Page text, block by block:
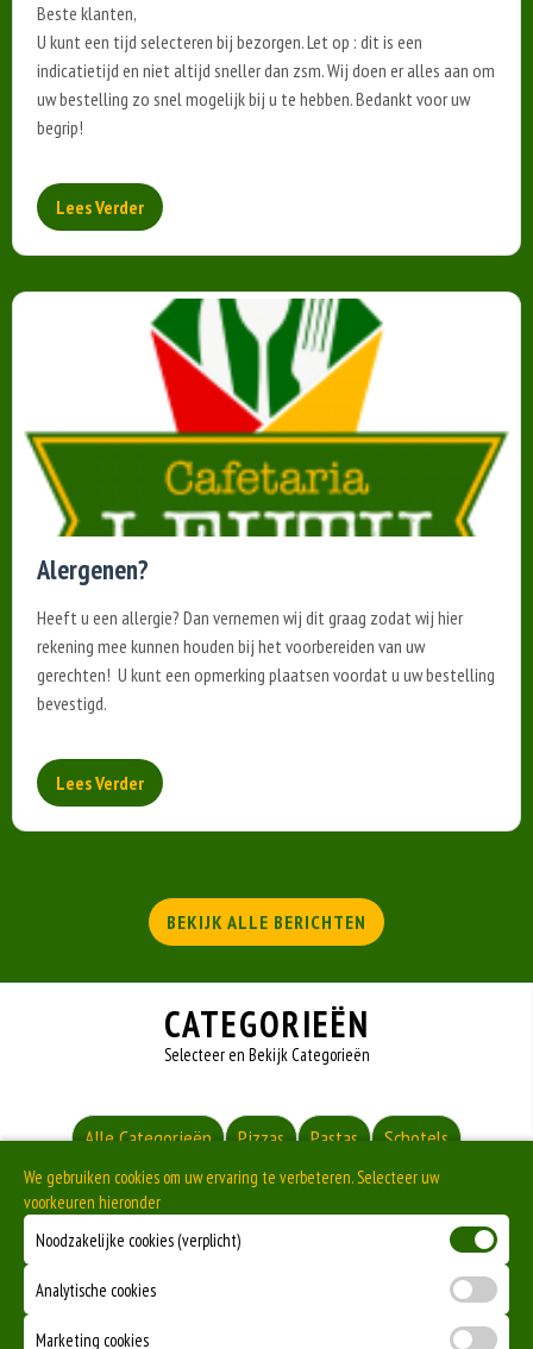
Beste klanten,
U kunt een tijd selecteren bij bezorgen. Let op : dit is een
indicatietijd en niet altijd sneller dan zsm. Wij doen er alles aan om
uw bestelling zo snel mogelijk bij u te hebben. Bedankt voor uw
begrip!
Lees Verder
Alergenen?
Heeft u een allergie? Dan vernemen wij dit graag zodat wij hier
rekening mee kunnen houden bij het voorbereiden van uw
gerechten! U kunt een opmerking plaatsen voordat u uw bestelling
bevestigd.
Lees Verder
BEKIJK ALLE BERICHTEN
CATEGORIEËN
Selecteer en Bekijk Categorieën
Alle Categorieën Pizzas Pastas
Schotels
Barbeque
Kipgerechten Broodjes
Durum
Uitsmijters
Kapsalon
Fried Chicken
Bijgerechten
We gebruiken cookies om uw ervaring te verbeteren. Selecteer uw
voorkeuren hieronder
Noodzakelijke cookies (verplicht)
Analytische cookies
Marketing cookies